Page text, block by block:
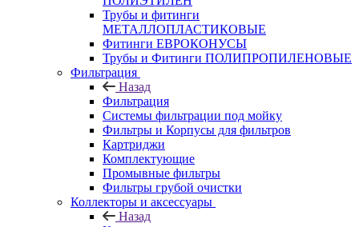
Трубы и фитинги
МЕТАЛЛОПЛАСТИКОВЫЕ
Фитинги ЕВРОКОНУСЫ
Трубы и Фитинги ПОЛИПРОПИЛЕНОВЫЕ
Фильтрация
Назад
Фильтрация
Системы фильтрации под мойку
Фильтры и Корпусы для фильтров
Картриджи
Комплектующие
Промывные фильтры
Фильтры грубой очистки
Коллекторы и аксессуары
Назад